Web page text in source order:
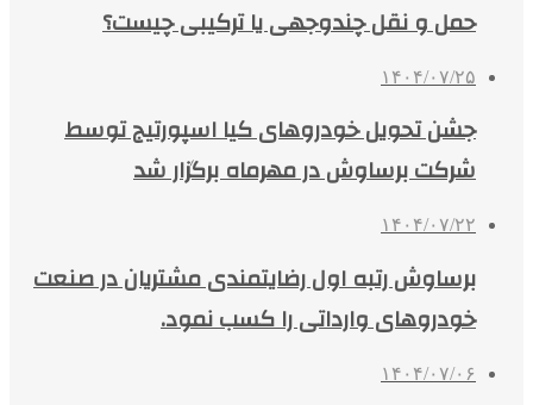
حمل و نقل چندوجهی یا ترکیبی چیست؟
۱۴۰۴/۰۷/۲۵
جشن تحویل خودروهای کیا اسپورتیج توسط
شرکت برساوش در مهرماه برگزار شد
۱۴۰۴/۰۷/۲۲
برساوش رتبه اول رضایتمندی مشتریان در صنعت
خودروهای وارداتی را کسب نمود.
۱۴۰۴/۰۷/۰۶